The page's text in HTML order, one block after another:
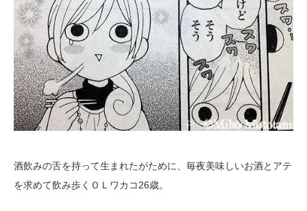
酒飲みの舌を持って生まれたがために、毎夜美味しいお酒とアテ
を求めて飲み歩くＯＬワカコ26歳。